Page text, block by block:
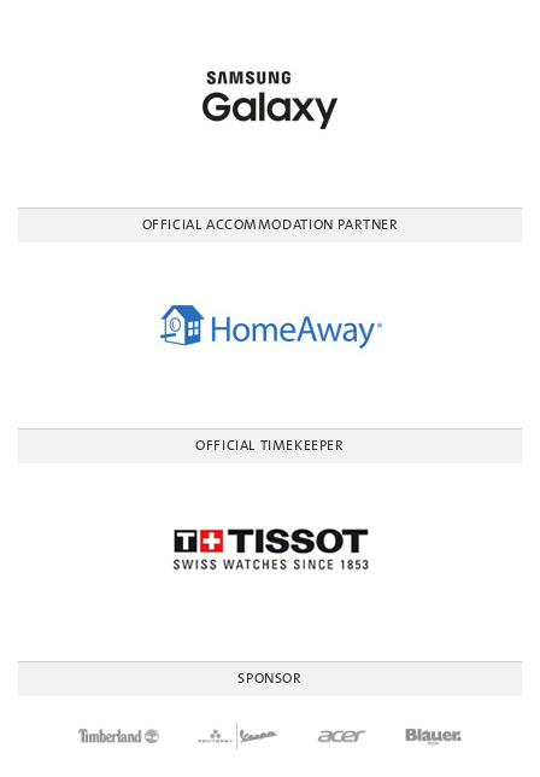
OFFICIAL ACCOMMODATION PARTNER
OFFICIAL TIMEKEEPER
SPONSOR